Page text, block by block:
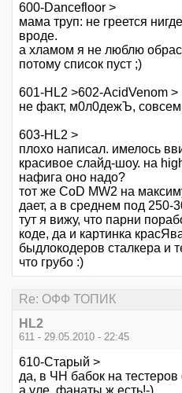
600-Dancefloor >
мама труп: не греется
вроде.
а хламом я не люблю
потому список пуст ;)
601-HL2 >602-AcidVenom >
не факт, м0л0дежЪ,
603-HL2 >
плохо написал. имелось
красивое слайд-шоу. на
нафига оно надо?
тот же CoD MW2 на
дает, а в среднем под 250-
тут я вижу, что парни
коде, да и картинка
быдлокодеров сталкера и
что грубо :)
Re: ОФФ ТОПИК
HL2
611 - 29.05.2010 - 22:45
610-Старый >
да, в ЧН бабок на
а.уле, фанаты ж есть!-)